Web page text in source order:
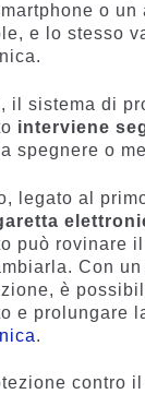
o
e lo stesso
il sistema di
interviene
spegnere o
legato al
può rovinare
Con
è
e prolungare
.
contro